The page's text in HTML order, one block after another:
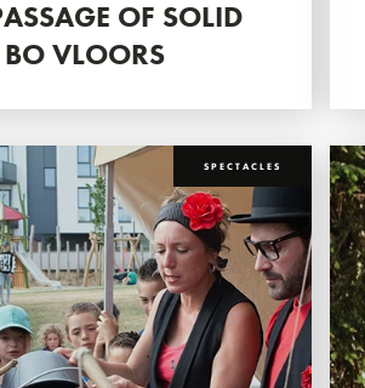
OF SOLID
BO VLOORS
SPECTACLES